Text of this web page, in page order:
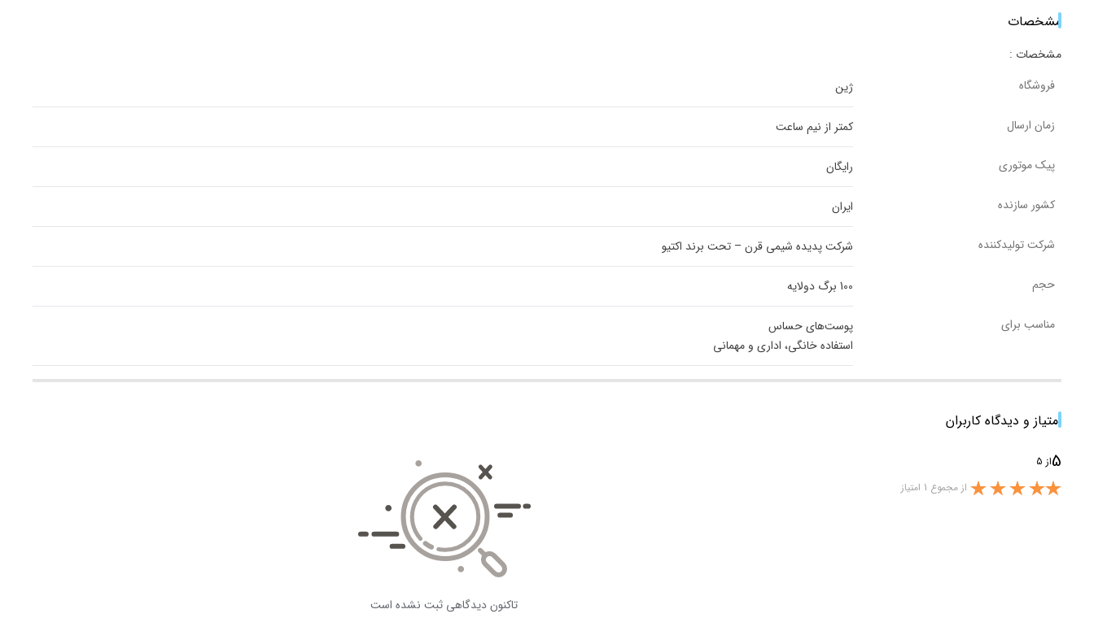
مشخصات
مشخصات :
فروشگاه
ژین
زمان ارسال کمتر از نیم ساعت
پیک موتوری رایگان
کشور سازنده ایران
شرکت تولیدکننده شرکت پدیده شیمی قرن – تحت برند اکتیو
حجم 100 برگ دولایه
مناسب برای
پوست‌های حساس
استفاده خانگی، اداری و مهمانی
امتیاز و دیدگاه کاربران
5از 5
از مجموع 1 امتیاز
تاکنون دیدگاهی ثبت نشده است